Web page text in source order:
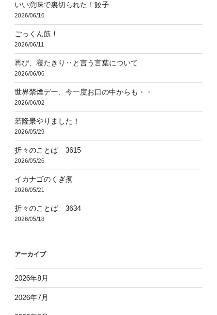
いい意味で裏切られた！餃子
2026/06/16
ごっくん筋！
2026/06/11
再び、寝たきり‥と言う言葉について
2026/06/06
世界禁煙デー、今一度お口の中からも・・
2026/06/02
若隆景やりました！
2026/05/29
折々のことば 3615
2026/05/26
イカナゴのくぎ煮
2026/05/21
折々のことば 3634
2026/05/18
アーカイブ
2026年8月
2026年7月